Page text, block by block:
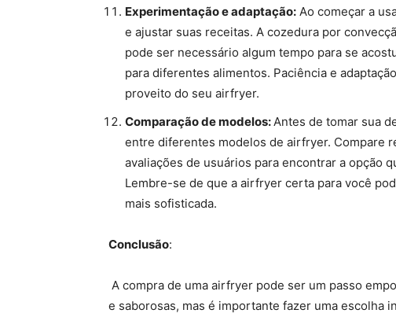
Experimentação e adaptação: Ao começar a
e ajustar suas receitas. A cozedura por
pode ser necessário algum tempo para se
para diferentes alimentos. Paciência e
proveito do seu airfryer.
Comparação de modelos:Antes de tomar sua
entre diferentes modelos de airfryer. Compare
avaliações de usuários para encontrar a opção
Lembre-se de que a airfryer certa para você
mais sofisticada.
Conclusão:
A compra de uma airfryer pode ser um passo
e saborosas, mas é importante fazer uma escolha